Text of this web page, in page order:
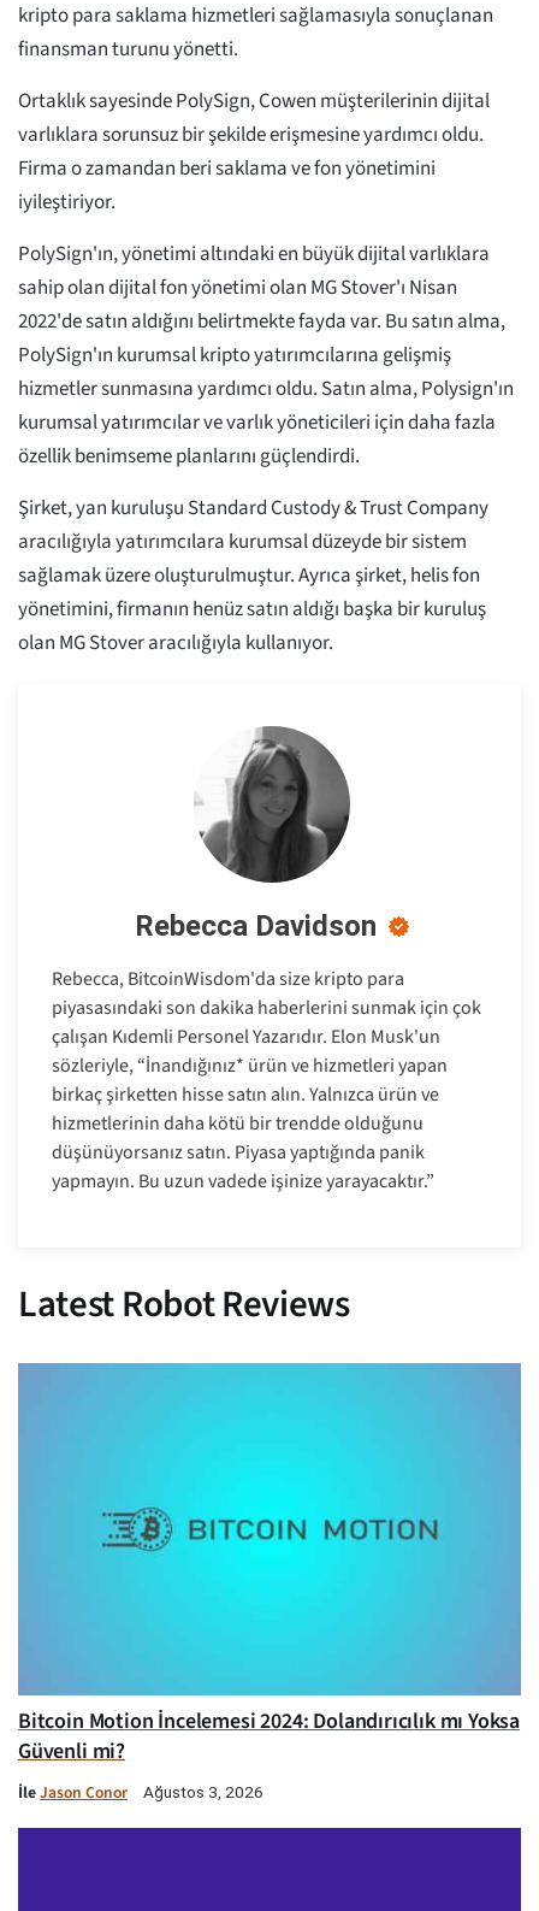
kripto para saklama hizmetleri sağlamasıyla sonuçlanan
finansman turunu yönetti.
Ortaklık sayesinde PolySign, Cowen müşterilerinin dijital
varlıklara sorunsuz bir şekilde erişmesine yardımcı oldu.
Firma o zamandan beri saklama ve fon yönetimini
iyileştiriyor.
PolySign'ın, yönetimi altındaki en büyük dijital varlıklara
sahip olan dijital fon yönetimi olan MG Stover'ı Nisan
2022'de satın aldığını belirtmekte fayda var. Bu satın alma,
PolySign'ın kurumsal kripto yatırımcılarına gelişmiş
hizmetler sunmasına yardımcı oldu. Satın alma, Polysign'ın
kurumsal yatırımcılar ve varlık yöneticileri için daha fazla
özellik benimseme planlarını güçlendirdi.
Şirket, yan kuruluşu Standard Custody & Trust Company
aracılığıyla yatırımcılara kurumsal düzeyde bir sistem
sağlamak üzere oluşturulmuştur. Ayrıca şirket, helis fon
yönetimini, firmanın henüz satın aldığı başka bir kuruluş
olan MG Stover aracılığıyla kullanıyor.
Rebecca Davidson
Rebecca, BitcoinWisdom'da size kripto para
piyasasındaki son dakika haberlerini sunmak için çok
çalışan Kıdemli Personel Yazarıdır. Elon Musk'un
sözleriyle, “İnandığınız* ürün ve hizmetleri yapan
birkaç şirketten hisse satın alın. Yalnızca ürün ve
hizmetlerinin daha kötü bir trendde olduğunu
düşünüyorsanız satın. Piyasa yaptığında panik
yapmayın. Bu uzun vadede işinize yarayacaktır.”
Latest Robot Reviews
Bitcoin Motion İncelemesi 2024: Dolandırıcılık mı Yoksa
Güvenli mi?
İleJason Conor Ağustos 3, 2026